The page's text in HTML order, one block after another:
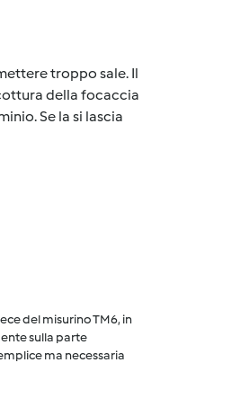
troppo sale. Il
della focaccia
Se la si lascia
del misurino TM6, in
sulla parte
ma necessaria